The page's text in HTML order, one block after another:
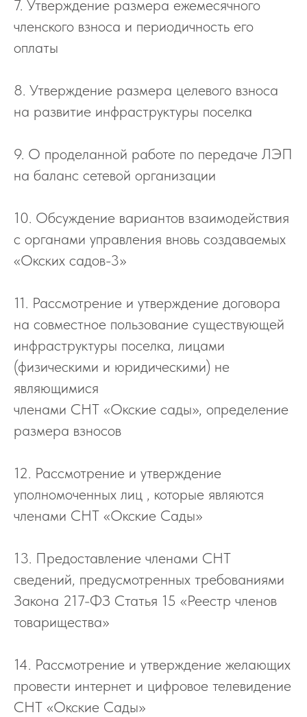
7. Утверждение размера ежемесячного
членского взноса и периодичность его
оплаты
8. Утверждение размера целевого взноса
на развитие инфраструктуры поселка
9. О проделанной работе по передаче ЛЭП
на баланс сетевой организации
10. Обсуждение вариантов взаимодействия
с органами управления вновь создаваемых
«Окских садов-3»
11. Рассмотрение и утверждение договора
на совместное пользование существующей
инфраструктуры поселка, лицами
(физическими и юридическими) не
являющимися
членами СНТ «Окские сады», определение
размера взносов
12. Рассмотрение и утверждение
уполномоченных лиц , которые являются
членами СНТ «Окские Сады»
13. Предоставление членами СНТ
сведений, предусмотренных требованиями
Закона 217-ФЗ Статья 15 «Реестр членов
товарищества»
14. Рассмотрение и утверждение желающих
провести интернет и цифровое телевидение
СНТ «Окские Сады»